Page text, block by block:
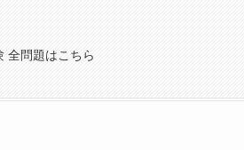
全問題はこちら